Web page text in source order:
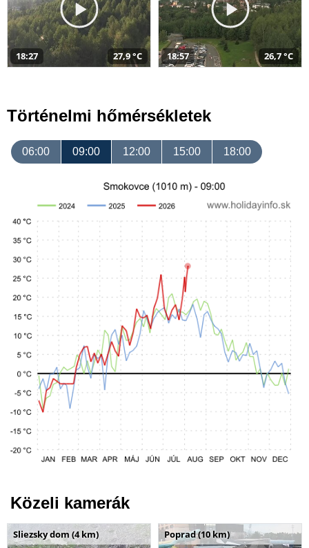
18:27 27,9 °C 18:57 26,7 °C
Történelmi hőmérsékletek
06:00 09:00 12:00 15:00 18:00
Közeli kamerák
Sliezsky dom (4 km) Poprad (10 km)